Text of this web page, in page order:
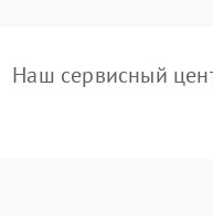
Наш сервисный